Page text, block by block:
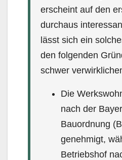
erscheint auf den
durchaus
lässt sich ein
den folgenden
schwer
Die
nach der
Bauordnung
genehmigt,
Betriebshof